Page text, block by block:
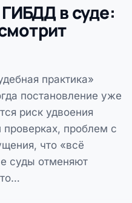
в суде:
практика»
постановление уже
риск удвоения
проблем с
что «всё
суды отменяют